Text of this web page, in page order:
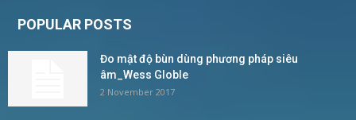
POPULAR POSTS
Đo mật độ bùn dùng phương pháp siêu
âm_Wess Globle
2 November 2017